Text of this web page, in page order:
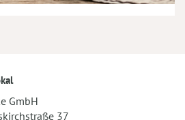
GmbH
37